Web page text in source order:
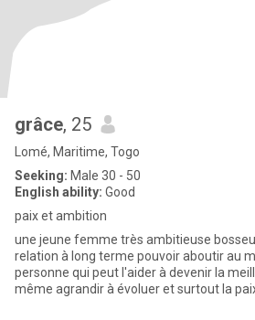
grâce, 25
Lomé, Maritime, Togo
Seeking: Male 30 - 50
English ability: Good
paix et ambition
une jeune femme très ambitieuse
relation à long terme pouvoir aboutir au
personne qui peut l'aider à devenir la
même agrandir à évoluer et surtout la